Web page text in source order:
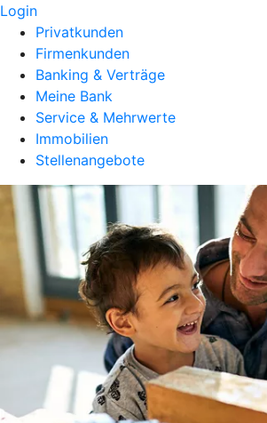
Login
Privatkunden
Firmenkunden
Banking & Verträge
Meine Bank
Service & Mehrwerte
Immobilien
Stellenangebote